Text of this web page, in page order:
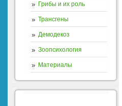
Грибы и их роль
Трансгены
Демодекоз
Зоопсихология
Материалы